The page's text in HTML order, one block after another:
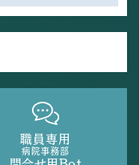
職員専用
病院事務部